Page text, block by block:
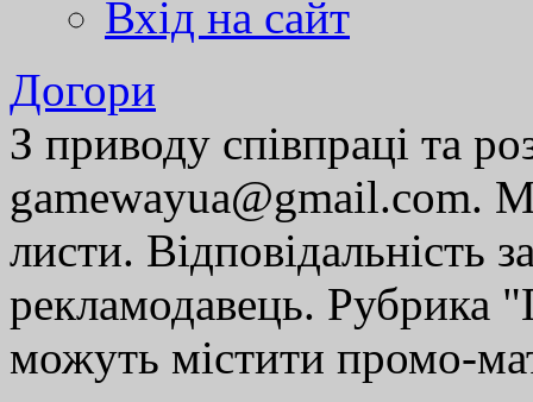
Вхід на сайт
Догори
З приводу співпраці та
gamewayua@gmail.com.
листи. Відповідальність
рекламодавець. Рубрика
можуть містити промо-